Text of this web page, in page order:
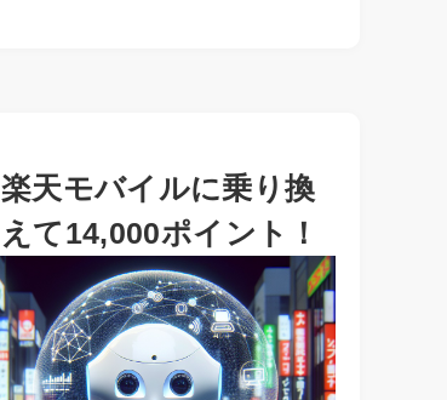
楽天モバイルに乗り換
えて14,000ポイント！